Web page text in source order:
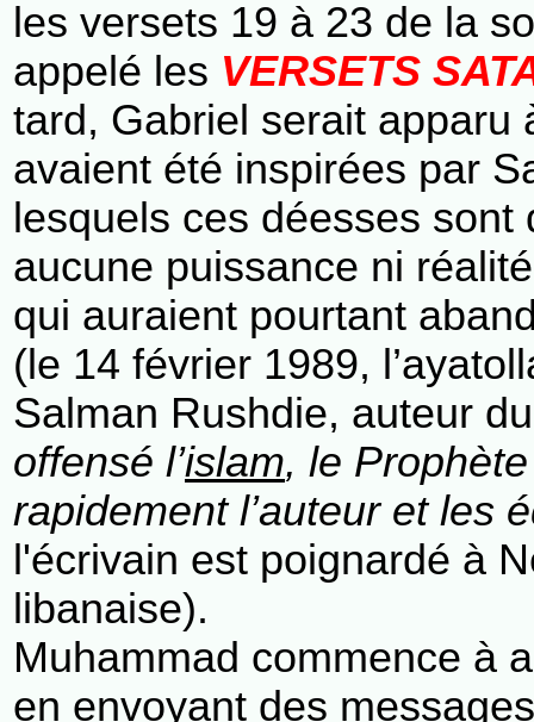
les versets 19 à 23 de la
appelé les VERSETS
tard, Gabriel serait apparu
avaient été inspirées par
lesquels ces déesses
aucune puissance ni
qui auraient pourtant
(le 14 février 1989,
Salman Rushdie, auteur
offensé l’islam, le
rapidement l’auteur et les
l'écrivain est poignardé à
libanaise).
Muhammad commence à
en envoyant des